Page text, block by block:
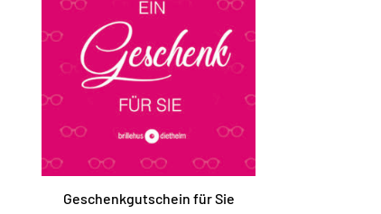
Geschenkgutschein für Sie